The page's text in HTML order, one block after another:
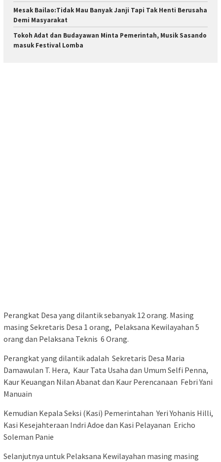
Mesak Bailao:Tidak Mau Banyak Janji Tapi Tak Henti Berusaha
Demi Masyarakat
Tokoh Adat dan Budayawan Minta Pemerintah, Musik Sasando
masuk Festival Lomba
Perangkat Desa yang dilantik sebanyak 12 orang. Masing
masing Sekretaris Desa 1 orang, Pelaksana Kewilayahan 5
orang dan Pelaksana Teknis 6 Orang.
Perangkat yang dilantik adalah Sekretaris Desa Maria
Damawulan T. Hera, Kaur Tata Usaha dan Umum Selfi Penna,
Kaur Keuangan Nilan Abanat dan Kaur Perencanaan Febri Yani
Manuain
Kemudian Kepala Seksi (Kasi) Pemerintahan Yeri Yohanis Hilli,
Kasi Kesejahteraan Indri Adoe dan Kasi Pelayanan Ericho
Soleman Panie
Selanjutnya untuk Pelaksana Kewilayahan masing masing